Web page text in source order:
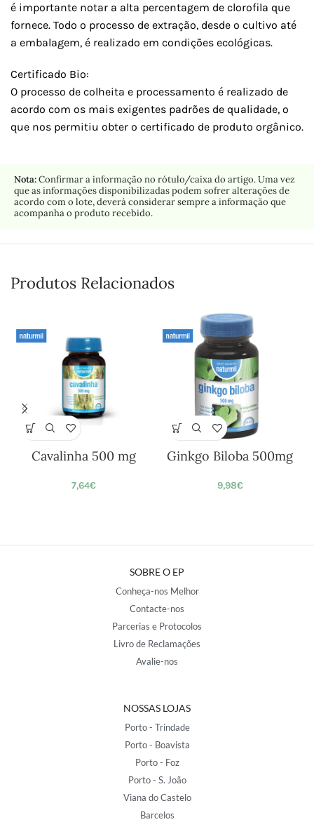
é importante notar a alta percentagem de clorofila que
fornece. Todo o processo de extração, desde o cultivo até
a embalagem, é realizado em condições ecológicas.
Certificado Bio:
O processo de colheita e processamento é realizado de
acordo com os mais exigentes padrões de qualidade, o
que nos permitiu obter o certificado de produto orgânico.
Nota:Confirmar a informação no rótulo/caixa do artigo. Uma vez
que as informações disponibilizadas podem sofrer alterações de
acordo com o lote, deverá considerar sempre a informação que
acompanha o produto recebido.
Produtos Relacionados
Cavalinha 500 mg
7,64€
Ginkgo Biloba 500mg
9,98€
SOBRE O EP
Conheça-nos Melhor
Contacte-nos
Parcerias e Protocolos
Livro de Reclamações
Avalie-nos
NOSSAS LOJAS
Porto - Trindade
Porto - Boavista
Porto - Foz
Porto - S. João
Viana do Castelo
Barcelos